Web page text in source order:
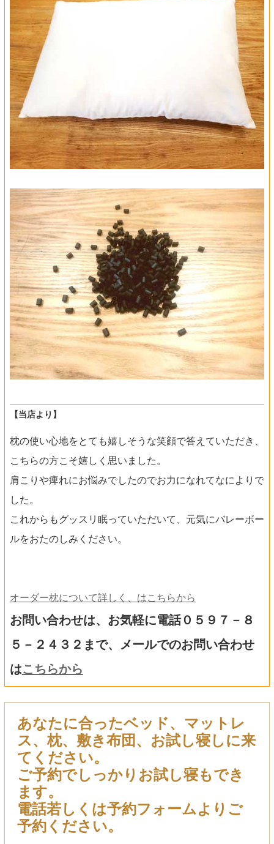
【当店より】
枕の使い心地をとても嬉しそうな笑顔で答えていただき、
こちらの方こそ嬉しく思いました。
肩こりや痺れにお悩みでしたのでお力になれてなによりで
した。
これからもグッスリ眠っていただいて、元気にバレーボー
ルをおたのしみください。
オーダー枕について詳しく、はこちらから
お問い合わせは、お気軽に電話０５９７－８
５－２４３２まで、メールでのお問い合わせ
はこちらから
あなたに合ったベッド、マットレ
ス、枕、敷き布団、お試し寝しに来
てください。
ご予約でしっかりお試し寝もでき
ます。
電話若しくは予約フォームよりご
予約ください。